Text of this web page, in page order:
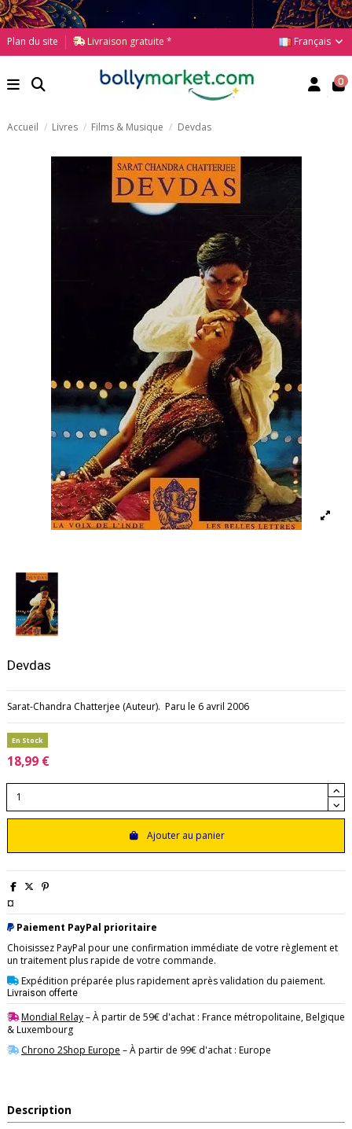
Plan du site Livraison gratuite * Français
0
Accueil Livres Films & Musique Devdas
Devdas
Sarat-Chandra Chatterjee (Auteur). Paru le 6 avril 2006
En Stock
18,99 €
Ajouter au panier
¤
Paiement PayPal prioritaire
Choisissez PayPal pour une confirmation immédiate de votre règlement et
un traitement plus rapide de votre commande.
Expédition préparée plus rapidement après validation du paiement.
Livraison offerte
Mondial Relay– À partir de 59€ d'achat : France métropolitaine, Belgique
& Luxembourg
Chrono 2Shop Europe – À partir de 99€ d'achat : Europe
Description